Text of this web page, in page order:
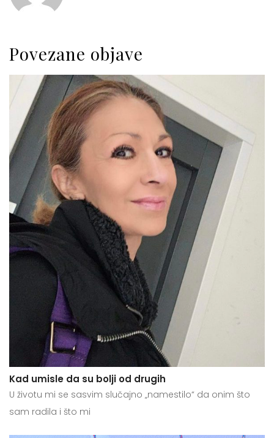
Povezane objave
Kad umisle da su bolji od drugih
U životu mi se sasvim slučajno „namestilo“ da onim što
sam radila i što mi